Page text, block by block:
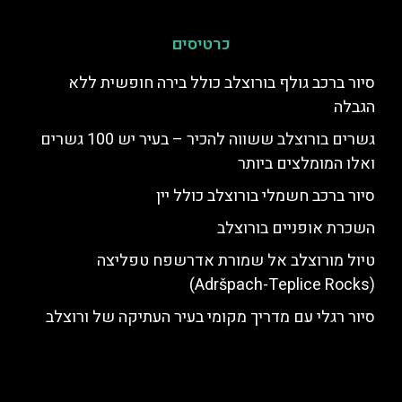
כרטיסים
סיור ברכב גולף בורוצלב כולל בירה חופשית ללא
הגבלה
גשרים בורוצלב ששווה להכיר – בעיר יש 100 גשרים
ואלו המומלצים ביותר
סיור ברכב חשמלי בורוצלב כולל יין
השכרת אופניים בורוצלב
טיול מורוצלב אל שמורת אדרשפח טפליצה
(Adršpach-Teplice Rocks)
סיור רגלי עם מדריך מקומי בעיר העתיקה של ורוצלב